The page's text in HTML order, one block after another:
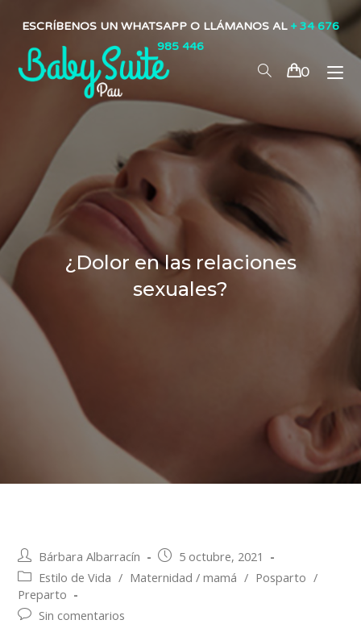
ESCRÍBENOS UN WHATSAPP O LLÁMANOS AL + 34 676
985 446
0
¿Dolor en las relaciones
sexuales?
Bárbara Albarracín
5 octubre, 2021
Estilo de Vida / Maternidad / mamá / Posparto /
Preparto
Sin comentarios